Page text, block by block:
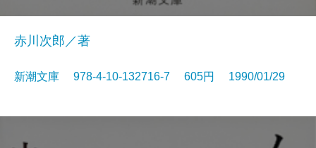
赤川次郎／著
新潮文庫 978-4-10-132716-7 605円 1990/01/29